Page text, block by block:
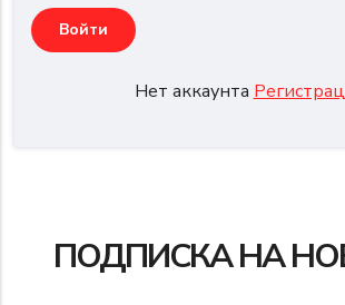
Нет аккаунта
ПОДПИСКА НА